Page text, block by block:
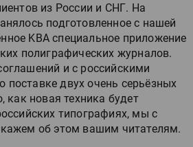
из России и СНГ. На
подготовленное с нашей
KBA специальное приложение
полиграфических журналов.
и с российскими
поставке двух очень серьёзных
новая техника будет
типографиях, мы с
об этом вашим читателям.